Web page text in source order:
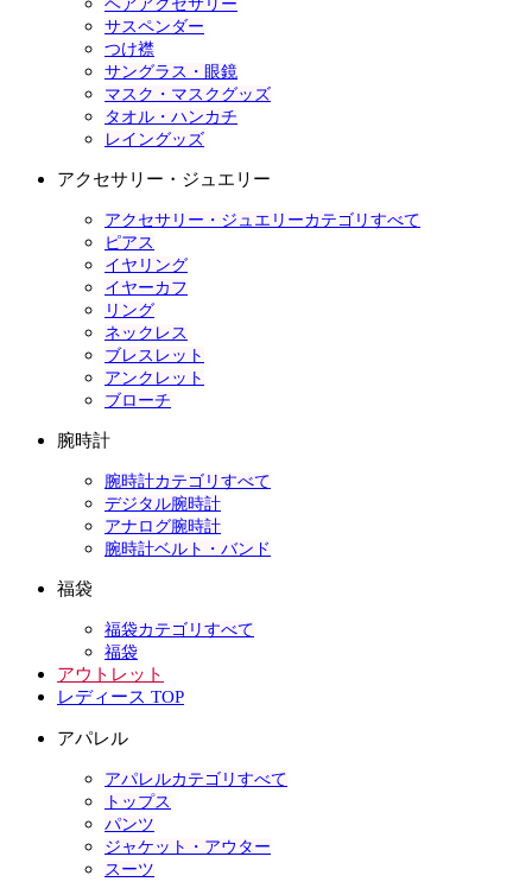
ヘアアクセサリー
サスペンダー
つけ襟
サングラス・眼鏡
マスク・マスクグッズ
タオル・ハンカチ
レイングッズ
アクセサリー・ジュエリー
アクセサリー・ジュエリーカテゴリすべて
ピアス
イヤリング
イヤーカフ
リング
ネックレス
ブレスレット
アンクレット
ブローチ
腕時計
腕時計カテゴリすべて
デジタル腕時計
アナログ腕時計
腕時計ベルト・バンド
福袋
福袋カテゴリすべて
福袋
アウトレット
レディース TOP
アパレル
アパレルカテゴリすべて
トップス
パンツ
ジャケット・アウター
スーツ